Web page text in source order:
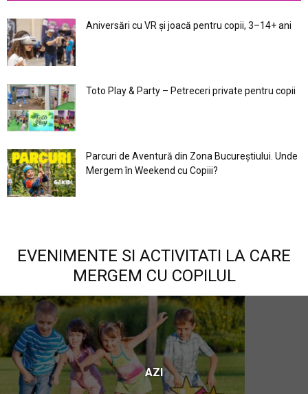
Aniversări cu VR și joacă pentru copii, 3–14+ ani
Toto Play & Party – Petreceri private pentru copii
Parcuri de Aventură din Zona Bucureştiului. Unde
Mergem în Weekend cu Copiii?
EVENIMENTE SI ACTIVITATI LA CARE
MERGEM CU COPILUL
AZI